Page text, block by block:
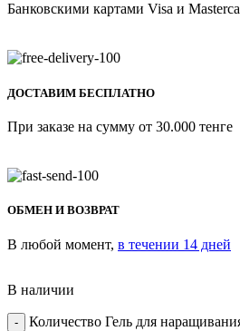
Банковскими картами Visa и
ДОСТАВИМ БЕСПЛАТНО
При заказе на сумму от 30.000 тенге
ОБМЕН И ВОЗВРАТ
В любой момент, в течении 14 дней
В наличии
Количество Гель для